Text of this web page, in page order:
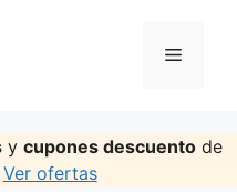
Menu
ycupones descuento de
Ver ofertas